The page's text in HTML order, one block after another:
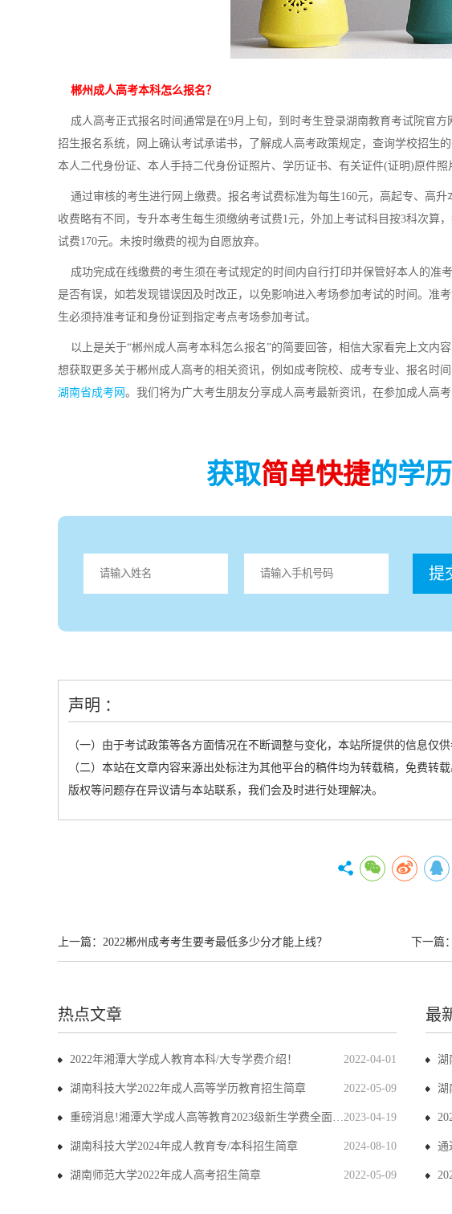
郴州成人高考本科怎么报名？
成人高考正式报名时间通常是在9月上旬，到时考生登录湖南教育考试院官方
招生报名系统，网上确认考试承诺书，了解成人高考政策规定，查询学校招生
本人二代身份证、本人手持二代身份证照片、学历证书、有关证件(证明)原件照
通过审核的考生进行网上缴费。报名考试费标准为每生160元，高起专、高
收费略有不同，专升本考生每生须缴纳考试费1元，外加上考试科目按3科次算
试费170元。未按时缴费的视为自愿放弃。
成功完成在线缴费的考生须在考试规定的时间内自行打印并保管好本人的准
是否有误，如若发现错误因及时改正，以免影响进入考场参加考试的时间。准
生必须持准考证和身份证到指定考点考场参加考试。
以上是关于“郴州成人高考本科怎么报名”的简要回答，相信大家看完上文内
想获取更多关于郴州成人高考的相关资讯，例如成考院校、成考专业、报名时
湖南省成考网 。我们将为广大考生朋友分享成人高考最新资讯，在参加成人高考
获取简单快捷的学
提
声明 ：
（一）由于考试政策等各方面情况在不断调整与变化，本站所提供的信息仅
（二）本站在文章内容来源出处标注为其他平台的稿件均为转载稿，免费转
版权等问题存在异议请与本站联系，我们会及时进行处理解决。
上一篇： 2022郴州成考考生要考最低多少分才能上线？ 下一篇：
热点文章
2022-04-01
2022年湘潭大学成人教育本科/大专学费介绍！
2022-05-09
湖南科技大学2022年成人高等学历教育招生简章
2023-04-19
重磅消息!湘潭大学成人高等教育2023级新生学费全面上调
2024-08-10
湖南科技大学2024年成人教育专/本科招生简章
2022-05-09
湖南师范大学2022年成人高考招生简章
最
湖
湖
通